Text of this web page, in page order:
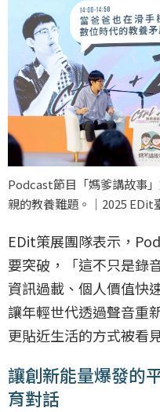
Podcast節目「媽爹講故事
親的教養難題。｜2025 EDit
EDit策展團隊表示，
要突破，「這不只是錄
資訊過載、個人價值快
讓年輕世代透過聲音重
更貼近生活的方式被看
讓創新能量爆發的
育對話